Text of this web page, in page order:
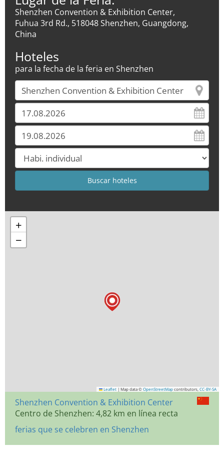
Shenzhen Convention & Exhibition Center,
Fuhua 3rd Rd., 518048 Shenzhen, Guangdong,
China
Hoteles
para la fecha de la feria en Shenzhen
+
−
Leaflet | Map data © OpenStreetMap contributors, CC-BY-SA
Shenzhen Convention & Exhibition Center
Centro de Shenzhen: 4,82 km en línea recta
ferias que se celebren en Shenzhen